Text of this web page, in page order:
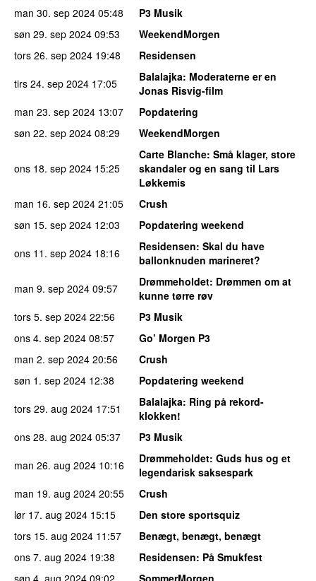
man 30. sep 2024 05:48
P3 Musik
søn 29. sep 2024 09:53
WeekendMorgen
tors 26. sep 2024 19:48
Residensen
tirs 24. sep 2024 17:05 Balalajka: Moderaterne er en
Jonas Risvig-film
man 23. sep 2024 13:07
Popdatering
søn 22. sep 2024 08:29 WeekendMorgen
ons 18. sep 2024 15:25
Carte Blanche: Små klager, store
skandaler og en sang til Lars
Løkkemis
man 16. sep 2024 21:05
Crush
søn 15. sep 2024 12:03
Popdatering weekend
ons 11. sep 2024 18:16 Residensen: Skal du have
ballonknuden marineret?
man 9. sep 2024 09:57 Drømmeholdet: Drømmen om at
kunne tørre røv
tors 5. sep 2024 22:56
P3 Musik
ons 4. sep 2024 08:57
Go’ Morgen P3
man 2. sep 2024 20:56
Crush
søn 1. sep 2024 12:38
Popdatering weekend
tors 29. aug 2024 17:51 Balalajka: Ring på rekord-
klokken!
ons 28. aug 2024 05:37
P3 Musik
man 26. aug 2024 10:16 Drømmeholdet: Guds hus og et
legendarisk saksespark
man 19. aug 2024 20:55
Crush
lør 17. aug 2024 15:15
Den store sportsquiz
tors 15. aug 2024 11:57
Benægt, benægt, benægt
ons 7. aug 2024 19:38 Residensen: På Smukfest